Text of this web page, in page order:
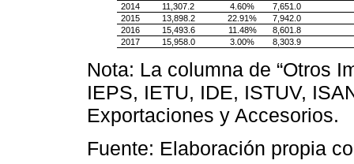
2014
11,307.2 4.60%
7,651.0
2015
13,898.2 22.91%
7,942.0
2016
15,493.6 11.48%
8,601.8
2017
15,958.0 3.00% 8,303.9
Nota: La columna de “Otros
IEPS, IETU, IDE, ISTUV,
Exportaciones y Accesorios.
Fuente: Elaboración propia